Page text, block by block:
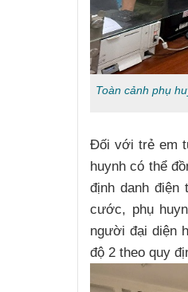
Toàn cảnh phụ
Đối với trẻ em
huynh có thể
định danh
cước, phụ
người đại diện
độ 2 theo quy